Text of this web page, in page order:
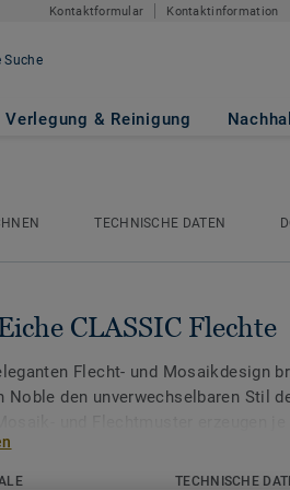
Kontaktformular Kontaktinformation
Suche
Verlegung & Reinigung
TECHNISCHE DATEN
CLASSIC Flechte
Flecht- und Mosaikdesign
Noble den unverwechselbaren Stil
lebendiges Spiel aus Schatten und
und Dynamik verleiht. Trotz
TECHNISCHE